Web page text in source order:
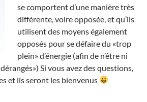
se comportent d’une manière très
différente, voire opposée, et qu’ils
utilisent des moyens également
opposés pour se défaire du «trop
plein» d’énergie (afin de n’être ni
Si vous avez des questions,
et ils seront les bienvenus